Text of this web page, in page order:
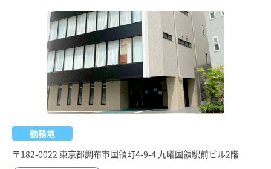
勤務地
〒182-0022 東京都調布市国領町4-9-4 九曜国領駅前ビル2階